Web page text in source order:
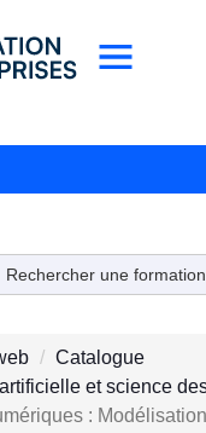
Rechercher une formation
Catalogue
et science
: